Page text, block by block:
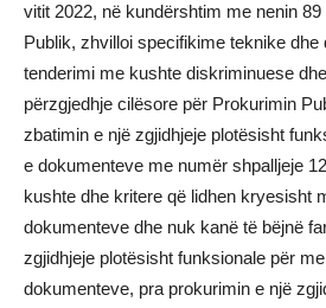
vitit 2022, në kundërshtim me nenin
Publik, zhvilloi specifikime teknike dhe
tenderimi me kushte diskriminuese
përzgjedhje cilësore për Prokurimin
zbatimin e një zgjidhjeje plotësisht
e dokumenteve me numër shpalljeje
kushte dhe kritere që lidhen kryesisht
dokumenteve dhe nuk kanë të bëjnë
zgjidhjeje plotësisht funksionale për
dokumenteve, pra prokurimin e një